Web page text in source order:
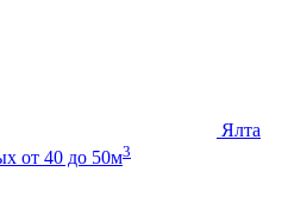
Ялта
от 40 до 50м3